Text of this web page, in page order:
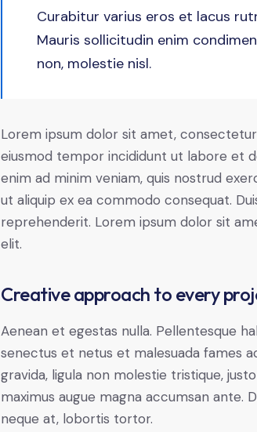
Curabitur varius eros et lacus
Mauris sollicitudin enim
non, molestie nisl.
Lorem ipsum dolor sit amet,
eiusmod tempor incididunt ut labore et
enim ad minim veniam, quis nostrud
ut aliquip ex ea commodo consequat.
reprehenderit. Lorem ipsum dolor sit
elit.
Creative approach to every
Aenean et egestas nulla. Pellentesque
senectus et netus et malesuada fames
gravida, ligula non molestie tristique,
maximus augue magna accumsan ante.
neque at, lobortis tortor.